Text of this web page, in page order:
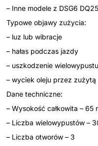
– Inne modele z DSG6
Typowe objawy zużycia:
– luz lub wibracje
– hałas podczas jazdy
– uszkodzenie
– wyciek oleju przez
Dane techniczne:
– Wysokość całkowita – 65
– Liczba wielowypustów –
– Liczba otworów – 3